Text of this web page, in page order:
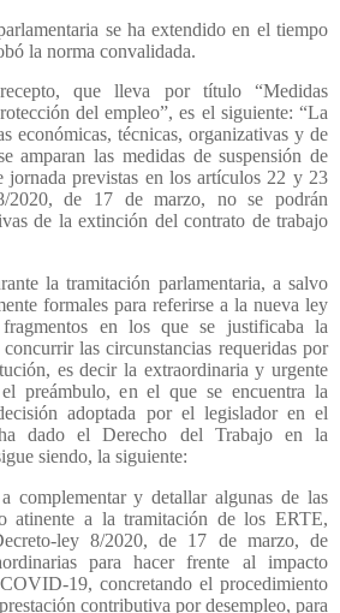
se ha extendido en el tiempo
la norma convalidada.
que lleva por título “Medidas
del empleo”, es el siguiente: “La
económicas, técnicas, organizativas y de
amparan las medidas de suspensión de
jornada previstas en los artículos 22 y 23
2020, de 17 de marzo, no se podrán
de la extinción del contrato de trabajo
la tramitación parlamentaria, a salvo
formales para referirse a la nueva ley
en los que se justificaba la
las circunstancias requeridas por
es decir la extraordinaria y urgente
preámbulo, en el que se encuentra la
adoptada por el legislador en el
dado el Derecho del Trabajo en la
siendo, la siguiente:
complementar y detallar algunas de las
atinente a la tramitación de los ERTE,
ley 8/2020, de 17 de marzo, de
para hacer frente al impacto
19, concretando el procedimiento
contributiva por desempleo, para